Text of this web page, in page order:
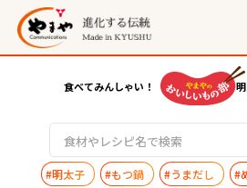
食べてみんしゃい！
#明太子 #もつ鍋 #うまだし #